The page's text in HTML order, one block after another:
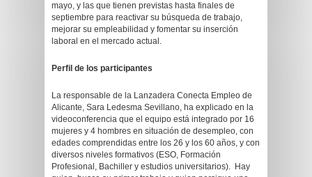
mayo, y las que tienen previstas hasta finales de
septiembre para reactivar su búsqueda de trabajo,
mejorar su empleabilidad y fomentar su inserción
laboral en el mercado actual.
Perfil de los participantes
La responsable de la Lanzadera Conecta Empleo de
Alicante, Sara Ledesma Sevillano, ha explicado en la
videoconferencia que el equipo está integrado por 16
mujeres y 4 hombres en situación de desempleo, con
edades comprendidas entre los 26 y los 60 años, y con
diversos niveles formativos (ESO, Formación
Profesional, Bachiller y estudios universitarios). Hay